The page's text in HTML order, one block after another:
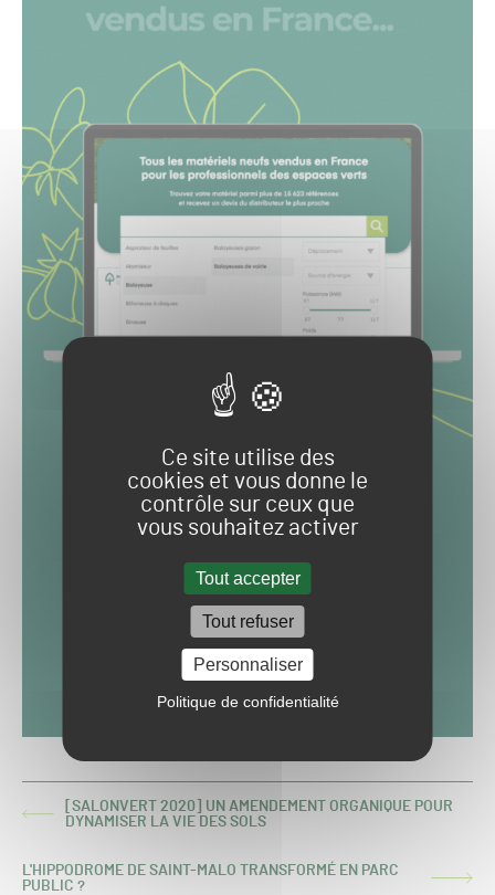
Ce site utilise des
cookies et vous donne le
contrôle sur ceux que
vous souhaitez activer
Tout accepter
Tout refuser
Personnaliser
Politique de confidentialité
ARTICLE
[SALONVERT 2020] UN AMENDEMENT ORGANIQUE POUR
DYNAMISER LA VIE DES SOLS
ARTICLE
L'HIPPODROME DE SAINT-MALO TRANSFORMÉ EN PARC
PUBLIC ?